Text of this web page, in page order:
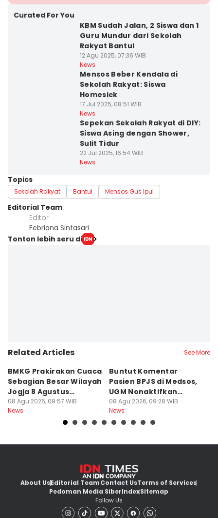
Curated For You
KBM Sudah Jalan, 2 Siswa dan 1
Guru Mundur dari Sekolah
Rakyat Bantul
12 Agu 2025, 07:36 WIB
News
Mensos Beber Kendala di
Sekolah Rakyat: Siswa
Homesick
17 Jul 2025, 08:51 WIB
News
Sepekan Sekolah Rakyat di DIY:
Siswa Asing dengan Shower,
Sulit Tidur
22 Jul 2025, 16:54 WIB
News
Topics
Sekolah Rakyat Bantul Mensos Gus Ipul
Editorial Team
Editor
Febriana Sintasari
Tonton lebih seru di
Related Articles See More
BMKG Prakirakan Cuaca
Sebagian Besar Wilayah
Jogja 8 Agustus
Berawan
08 Agu 2026, 09:57 WIB
News
Buntut Komentar
Pasien BPJS di Medsos,
UGM Nonaktifkan
Dokter PPDS
08 Agu 2026, 09:28 WIB
News
About UsEditorial TeamContact UsTerms of Services
Pedoman Media SiberIndexSitemap
Follow Us